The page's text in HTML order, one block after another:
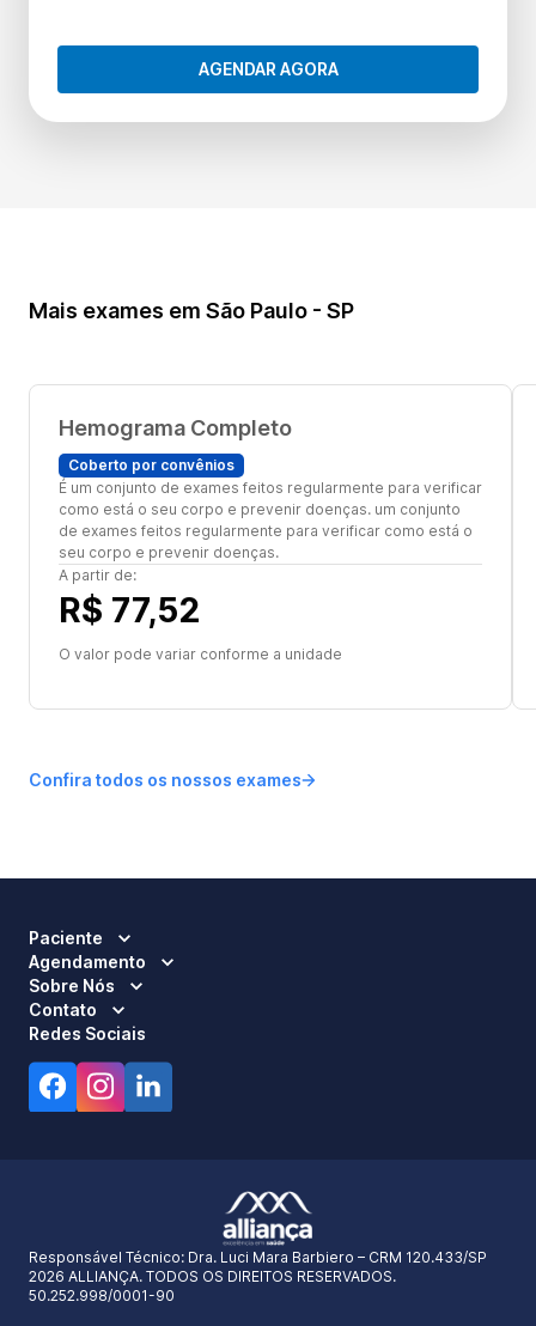
AGENDAR AGORA
Mais exames em São Paulo - SP
Hemograma Completo
Coberto por convênios
É um conjunto de exames feitos regularmente para verificar
como está o seu corpo e prevenir doenças. um conjunto
de exames feitos regularmente para verificar como está o
seu corpo e prevenir doenças.
A partir de:
R$ 77,52
O valor pode variar conforme a unidade
Confira todos os nossos exames
Paciente
Agendamento
Sobre Nós
Contato
Redes Sociais
Responsável Técnico: Dra. Luci Mara Barbiero – CRM 120.433/SP
2026 ALLIANÇA. TODOS OS DIREITOS RESERVADOS.
50.252.998/0001-90